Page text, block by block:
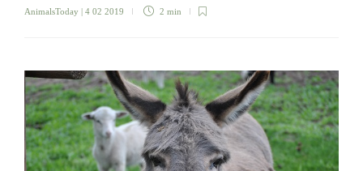
AnimalsToday | 4 02 2019 2 min